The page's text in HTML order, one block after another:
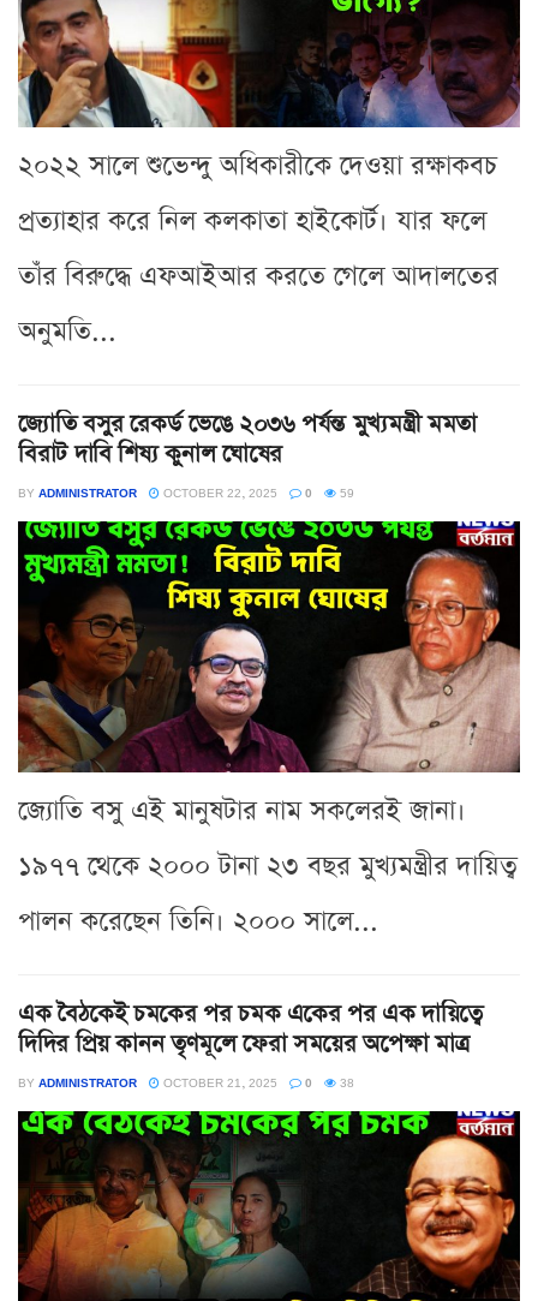
২০২২ সালে শুভেন্দু অধিকারীকে দেওয়া রক্ষাকবচ
প্রত্যাহার করে নিল কলকাতা হাইকোর্ট। যার ফলে
তাঁর বিরুদ্ধে এফআইআর করতে গেলে আদালতের
অনুমতি...
জ্যোতি বসুর রেকর্ড ভেঙে ২০৩৬ পর্যন্ত মুখ্যমন্ত্রী মমতা
বিরাট দাবি শিষ্য কুনাল ঘোষের
BY ADMINISTRATOR OCTOBER 22, 2025 0 59
জ্যোতি বসু এই মানুষটার নাম সকলেরই জানা।
১৯৭৭ থেকে ২০০০ টানা ২৩ বছর মুখ্যমন্ত্রীর দায়িত্ব
পালন করেছেন তিনি। ২০০০ সালে...
এক বৈঠকেই চমকের পর চমক একের পর এক দায়িত্বে
দিদির প্রিয় কানন তৃণমূলে ফেরা সময়ের অপেক্ষা মাত্র
BY ADMINISTRATOR OCTOBER 21, 2025 0 38